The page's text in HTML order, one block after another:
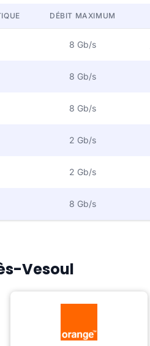
DÉBIT MAXIMUM
8 Gb/s
8 Gb/s
8 Gb/s
2 Gb/s
2 Gb/s
8 Gb/s
Vesoul